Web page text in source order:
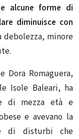
alcune forme di
diminuisce con
debolezza, minore
Dora Romaguera,
Isole Baleari, ha
di mezza età e
e avevano la
di disturbi che